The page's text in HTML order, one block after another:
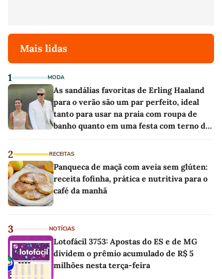
Mais lidas
1 MODA
As sandálias favoritas de Erling Haaland
para o verão são um par perfeito, ideal
tanto para usar na praia com roupa de
banho quanto em uma festa com terno de
2 RECEITAS
Panqueca de maçã com aveia sem glúten:
receita fofinha, prática e nutritiva para o
café da manhã
3 NOTÍCIAS
Lotofácil 3753: Apostas do ES e de MG
dividem o prêmio acumulado de R$ 5
milhões nesta terça-feira